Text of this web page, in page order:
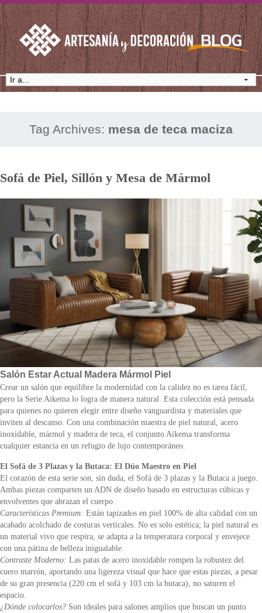
Tag Archives: mesa de teca maciza
Sofá de Piel, Sillón y Mesa de Mármol
Salón Estar Actual Madera Mármol Piel
Crear un salón que equilibre la modernidad con la calidez no es tarea fácil,
pero la Serie Aikema lo logra de manera natural. Esta colección está pensada
para quienes no quieren elegir entre diseño vanguardista y materiales que
inviten al descanso. Con una combinación maestra de piel natural, acero
inoxidable, mármol y madera de teca, el conjunto Aikema transforma
cualquier estancia en un refugio de lujo contemporáneo.
El Sofá de 3 Plazas y la Butaca: El Dúo Maestro en Piel
El corazón de esta serie son, sin duda, el Sofá de 3 plazas y la Butaca a juego.
Ambas piezas comparten un ADN de diseño basado en estructuras cúbicas y
envolventes que abrazan el cuerpo.
Características Premium: Están tapizados en piel 100% de alta calidad con un
acabado acolchado de costuras verticales. No es solo estética; la piel natural es
un material vivo que respira, se adapta a la temperatura corporal y envejece
con una pátina de belleza inigualable.
Contraste Moderno: Las patas de acero inoxidable rompen la robustez del
cuero marrón, aportando una ligereza visual que hace que estas piezas, a pesar
de su gran presencia (220 cm el sofá y 103 cm la butaca), no saturen el
espacio.
¿Dónde colocarlos? Son ideales para salones amplios que buscan un punto